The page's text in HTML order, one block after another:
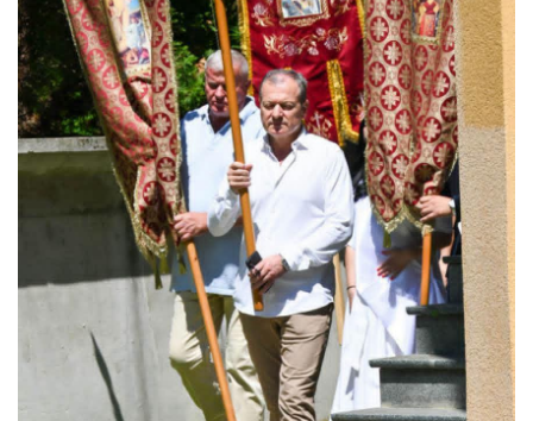
Извјештај о раду начелника
СКУПШТИНА
Статут Општине
Скупштинско вијеће општине језеро
Састав Скупштине
Службени Гласници
ОПШТИНСКА УПРАВА
ИНФО